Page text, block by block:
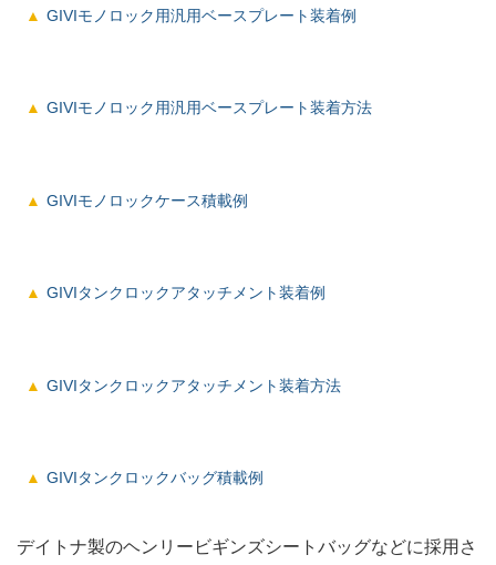
GIVIモノロック用汎用ベースプレート装着例
GIVIモノロック用汎用ベースプレート装着方法
GIVIモノロックケース積載例
GIVIタンクロックアタッチメント装着例
GIVIタンクロックアタッチメント装着方法
GIVIタンクロックバッグ積載例
デイトナ製のヘンリービギンズシートバッグなどに採用さ